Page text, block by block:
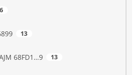
6
13
68FD1…9 13